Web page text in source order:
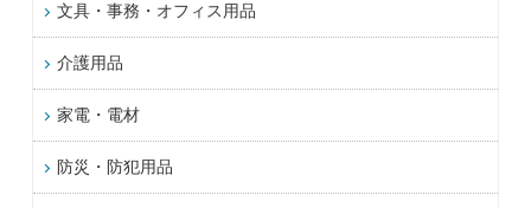
文具・事務・オフィス用品
介護用品
家電・電材
防災・防犯用品